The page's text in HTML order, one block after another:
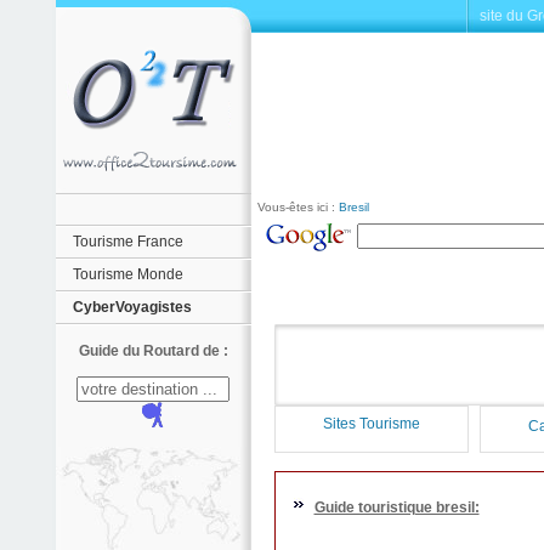
site du
Tourisme France
Tourisme Monde
CyberVoyagistes
Guide du Routard de :
Vous-êtes ici : Bresil
Sites Tourisme
Guide touristique bresil: